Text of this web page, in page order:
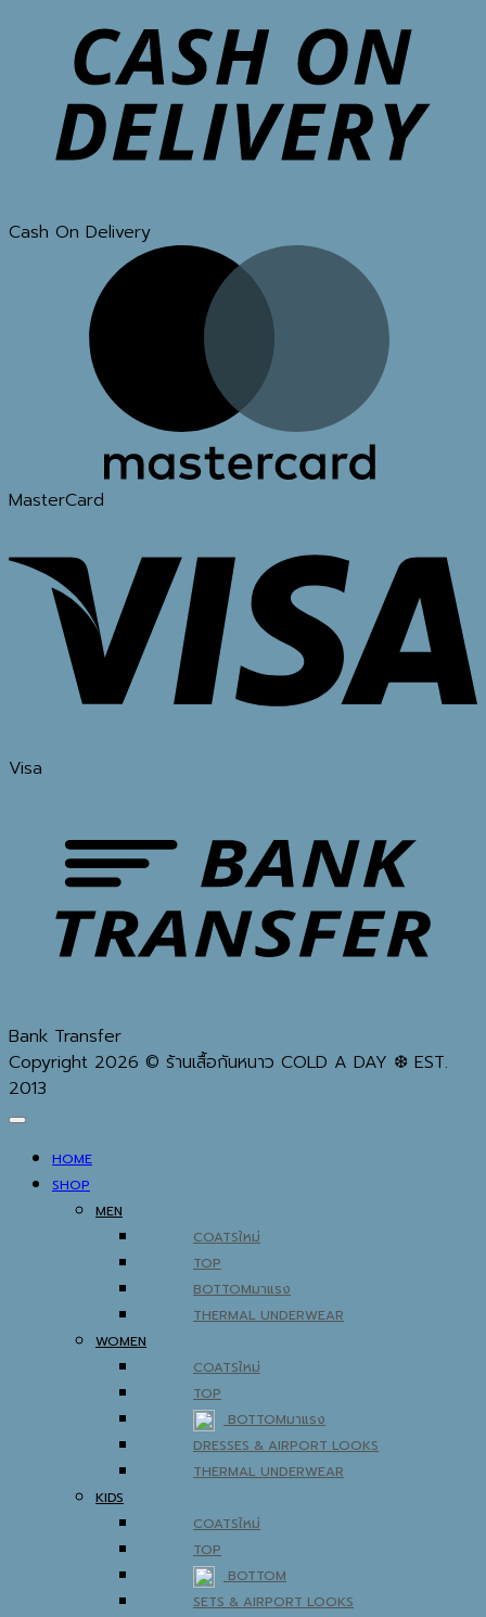
Cash On Delivery
MasterCard
Visa
Bank Transfer
Copyright 2026 © ร้านเสื้อกันหนาว COLD A DAY ❆ EST.
2013
HOME
SHOP
MEN
COATS
TOP
BOTTOM
THERMAL UNDERWEAR
WOMEN
COATS
TOP
BOTTOM
DRESSES & AIRPORT LOOKS
THERMAL UNDERWEAR
KIDS
COATS
TOP
BOTTOM
SETS & AIRPORT LOOKS